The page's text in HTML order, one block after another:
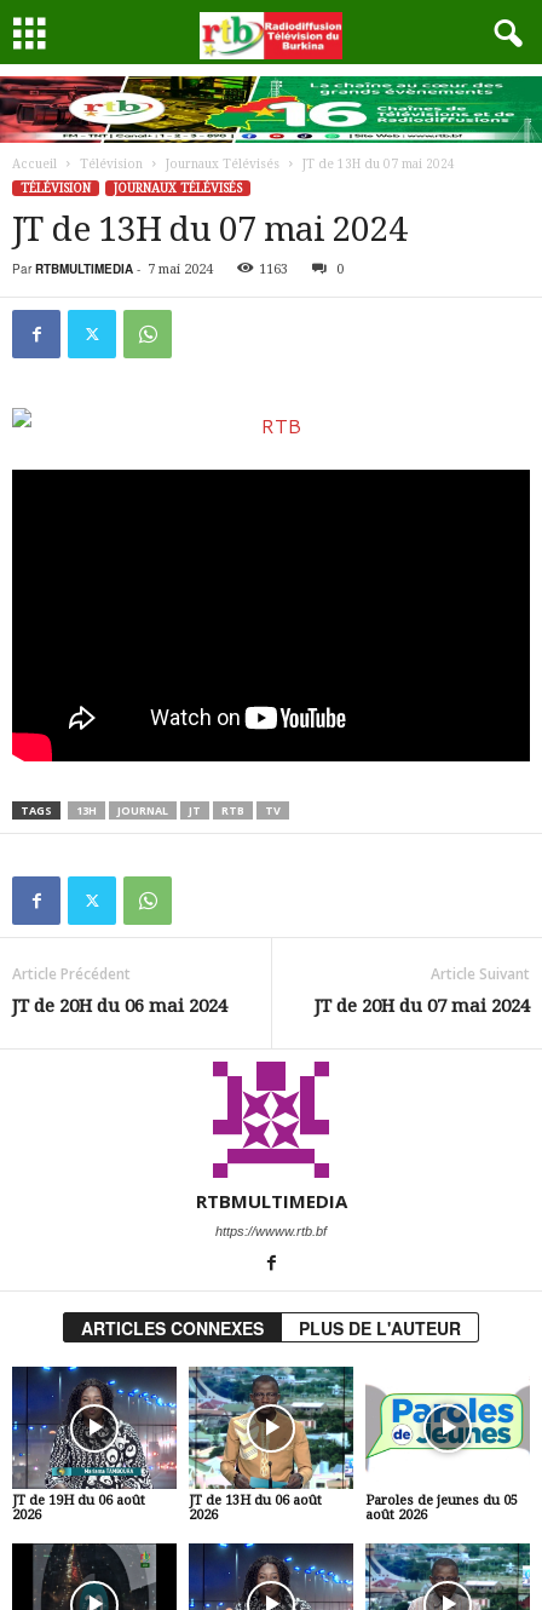
Accueil Télévision Journaux Télévisés
JT de 13H du 07 mai 2024
TÉLÉVISION
JOURNAUX TÉLÉVISÉS
JT de 13H du 07 mai 2024
Par RTBMULTIMEDIA - 7 mai 2024 1163 0
TAGS 13H JOURNAL JT RTB TV
Article Précédent
JT de 20H du 06 mai 2024
Article Suivant
JT de 20H du 07 mai 2024
RTBMULTIMEDIA
https://wwww.rtb.bf
ARTICLES CONNEXES PLUS DE L'AUTEUR
JT de 19H du 06 août
2026
JT de 13H du 06 août
2026
Paroles de jeunes du 05
août 2026